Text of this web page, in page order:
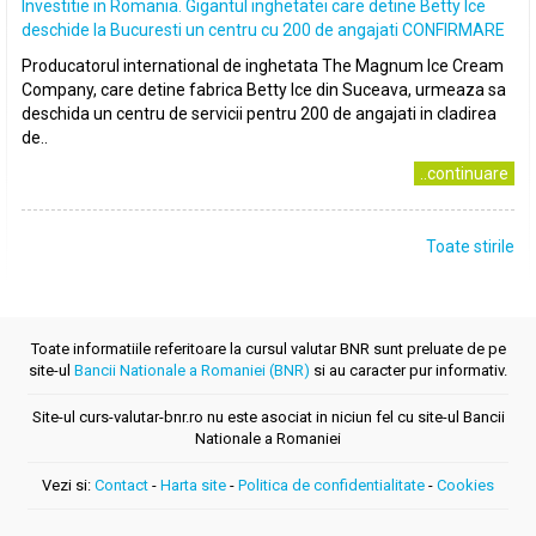
Investitie in Romania. Gigantul inghetatei care detine Betty Ice
deschide la Bucuresti un centru cu 200 de angajati CONFIRMARE
Producatorul international de inghetata The Magnum Ice Cream
Company, care detine fabrica Betty Ice din Suceava, urmeaza sa
deschida un centru de servicii pentru 200 de angajati in cladirea
de..
..continuare
Toate stirile
Toate informatiile referitoare la cursul valutar BNR sunt preluate de pe
site-ul Bancii Nationale a Romaniei (BNR) si au caracter pur informativ.
Site-ul curs-valutar-bnr.ro nu este asociat in niciun fel cu site-ul Bancii
Nationale a Romaniei
Vezi si: Contact - Harta site - Politica de confidentialitate - Cookies